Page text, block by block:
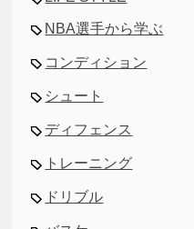
NBA選手から学ぶ
コンディション
シュート
ディフェンス
トレーニング
ドリブル